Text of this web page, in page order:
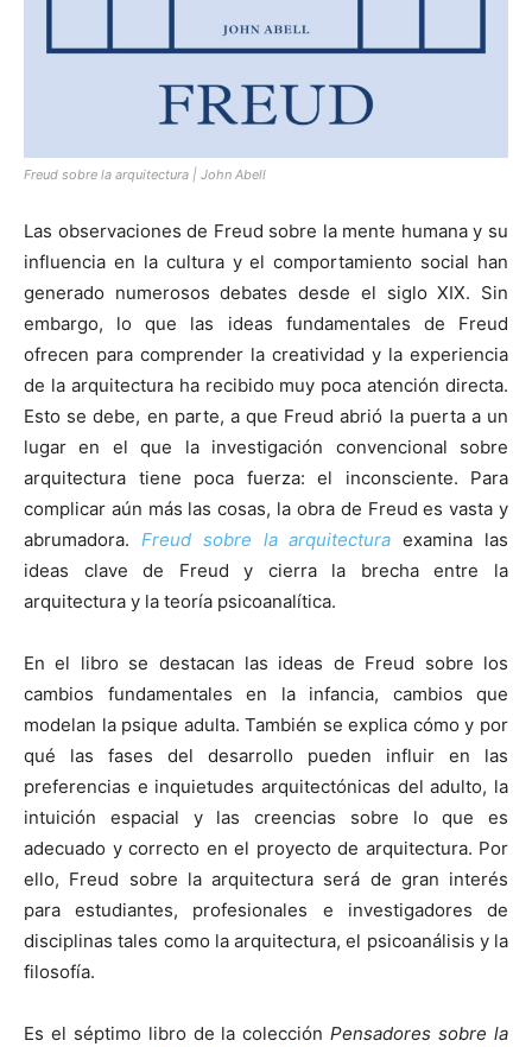
Freud sobre la arquitectura | John Abell
Las observaciones de Freud sobre la mente humana y su
influencia en la cultura y el comportamiento social han
generado numerosos debates desde el siglo XIX. Sin
embargo, lo que las ideas fundamentales de Freud
ofrecen para comprender la creatividad y la experiencia
de la arquitectura ha recibido muy poca atención directa.
Esto se debe, en parte, a que Freud abrió la puerta a un
lugar en el que la investigación convencional sobre
arquitectura tiene poca fuerza: el inconsciente. Para
complicar aún más las cosas, la obra de Freud es vasta y
abrumadora. Freud sobre la arquitectura examina las
ideas clave de Freud y cierra la brecha entre la
arquitectura y la teoría psicoanalítica.
En el libro se destacan las ideas de Freud sobre los
cambios fundamentales en la infancia, cambios que
modelan la psique adulta. También se explica cómo y por
qué las fases del desarrollo pueden influir en las
preferencias e inquietudes arquitectónicas del adulto, la
intuición espacial y las creencias sobre lo que es
adecuado y correcto en el proyecto de arquitectura. Por
ello, Freud sobre la arquitectura será de gran interés
para estudiantes, profesionales e investigadores de
disciplinas tales como la arquitectura, el psicoanálisis y la
filosofía.
Es el séptimo libro de la colecciónPensadores sobre la